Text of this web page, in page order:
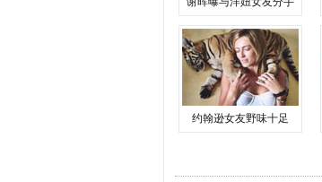
约翰逊女友野味十足